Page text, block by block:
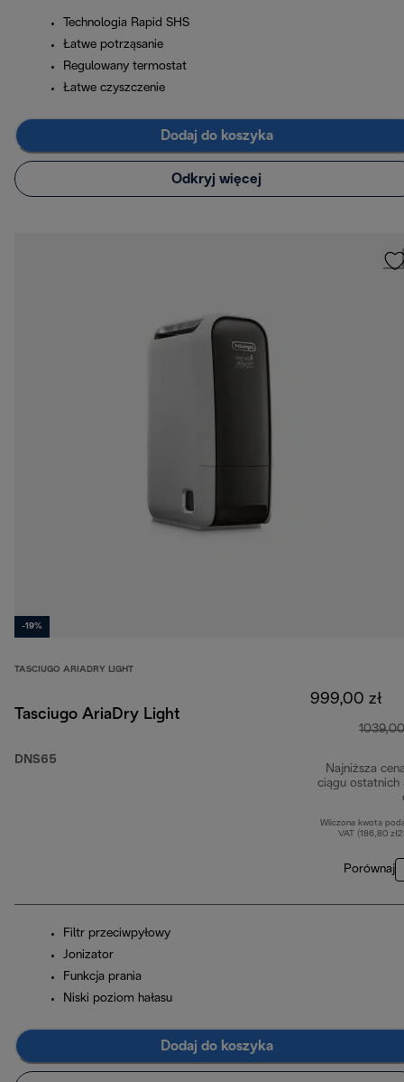
Technologia Rapid SHS
Łatwe potrząsanie
Regulowany termostat
Łatwe czyszczenie
Dodaj do koszyka
Odkryj więcej
-19%
TASCIUGO ARIADRY LIGHT
Tasciugo AriaDry Light
DNS65
999,00 zł
Najniższa
ciągu ostatnich
Wliczona kwota
VAT (186,80
Porównaj
Filtr przeciwpyłowy
Jonizator
Funkcja prania
Niski poziom hałasu
Dodaj do koszyka